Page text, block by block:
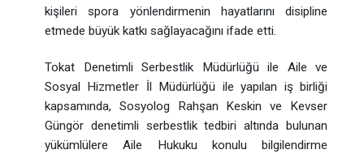
kişileri spora yönlendirmenin hayatlarını disipline
etmede büyük katkı sağlayacağını ifade etti.
Tokat Denetimli Serbestlik Müdürlüğü ile Aile ve
Sosyal Hizmetler İl Müdürlüğü ile yapılan iş birliği
kapsamında, Sosyolog Rahşan Keskin ve Kevser
Güngör denetimli serbestlik tedbiri altında bulunan
yükümlülere Aile Hukuku konulu bilgilendirme